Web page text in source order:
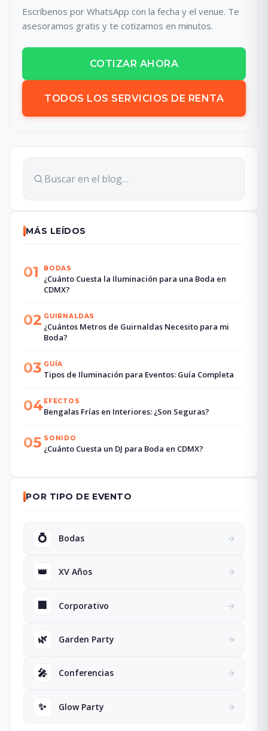
Escríbenos por WhatsApp con la fecha y el venue. Te
asesoramos gratis y te cotizamos en minutos.
COTIZAR AHORA
TODOS LOS SERVICIOS DE RENTA
MÁS LEÍDOS
01 BODAS
¿Cuánto Cuesta la Iluminación para una Boda en
CDMX?
02 GUIRNALDAS
¿Cuántos Metros de Guirnaldas Necesito para mi
Boda?
03 GUÍA
Tipos de Iluminación para Eventos: Guía Completa
04 EFECTOS
Bengalas Frías en Interiores: ¿Son Seguras?
05 SONIDO
¿Cuánto Cuesta un DJ para Boda en CDMX?
POR TIPO DE EVENTO
💍 Bodas →
👑 XV Años →
🏢 Corporativo →
🌿 Garden Party →
🎤 Conferencias →
✨ Glow Party →